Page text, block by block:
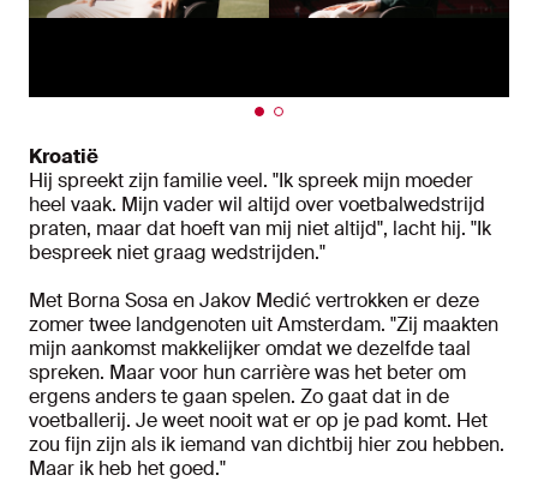
Kroatië
Hij spreekt zijn familie veel. "Ik spreek mijn moeder
heel vaak. Mijn vader wil altijd over voetbalwedstrijd
praten, maar dat hoeft van mij niet altijd", lacht hij. "Ik
bespreek niet graag wedstrijden."
Met Borna Sosa en Jakov Medić vertrokken er deze
zomer twee landgenoten uit Amsterdam. "Zij maakten
mijn aankomst makkelijker omdat we dezelfde taal
spreken. Maar voor hun carrière was het beter om
ergens anders te gaan spelen. Zo gaat dat in de
voetballerij. Je weet nooit wat er op je pad komt. Het
zou fijn zijn als ik iemand van dichtbij hier zou hebben.
Maar ik heb het goed."